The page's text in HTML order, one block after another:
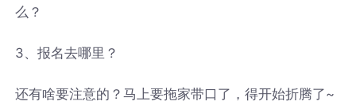
么？
3、报名去哪里？
还有啥要注意的？马上要拖家带口了，得开始折腾了~